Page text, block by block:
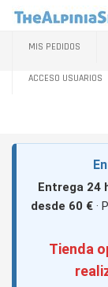
MIS PEDIDOS
ACCESO USUARIOS
Entrega 24
desde 60 € ·
Tienda